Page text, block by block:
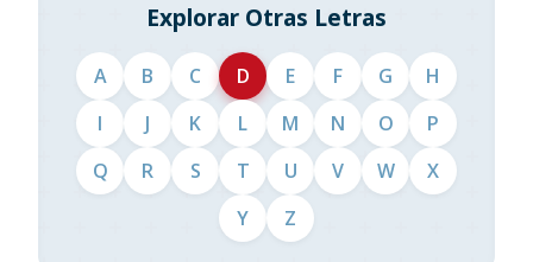
Explorar Otras Letras
A B C D E F G
H
I
J K L M N O
P
Q
R S T U V W
X
Y
Z